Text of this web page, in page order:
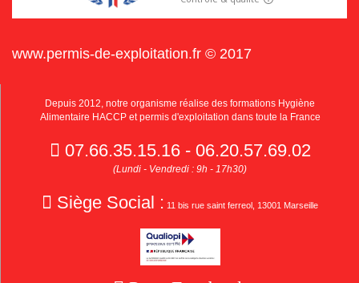
www.permis-de-exploitation.fr © 2017
Depuis 2012, notre organisme réalise des formations Hygiène
Alimentaire HACCP et permis d'exploitation dans toute la France
07.66.35.15.16 - 06.20.57.69.02
(Lundi - Vendredi : 9h - 17h30)
Siège Social : 11 bis rue saint ferreol, 13001 Marseille